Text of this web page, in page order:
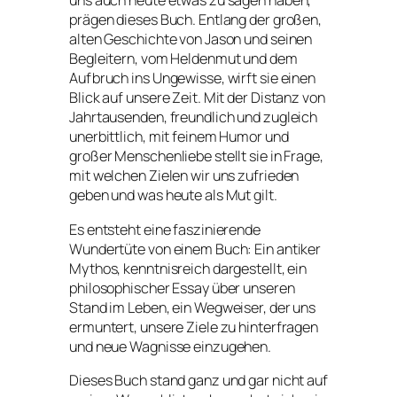
prägen dieses Buch. Entlang der großen,
alten Geschichte von Jason und seinen
Begleitern, vom Heldenmut und dem
Aufbruch ins Ungewisse, wirft sie einen
Blick auf unsere Zeit. Mit der Distanz von
Jahrtausenden, freundlich und zugleich
unerbittlich, mit feinem Humor und
großer Menschenliebe stellt sie in Frage,
mit welchen Zielen wir uns zufrieden
geben und was heute als Mut gilt.
Es entsteht eine faszinierende
Wundertüte von einem Buch: Ein antiker
Mythos, kenntnisreich dargestellt, ein
philosophischer Essay über unseren
Stand im Leben, ein Wegweiser, der uns
ermuntert, unsere Ziele zu hinterfragen
und neue Wagnisse einzugehen.
Dieses Buch stand ganz und gar nicht auf